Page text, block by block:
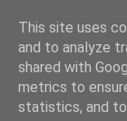
This site uses
and to analyze
shared with
metrics to
statistics, and